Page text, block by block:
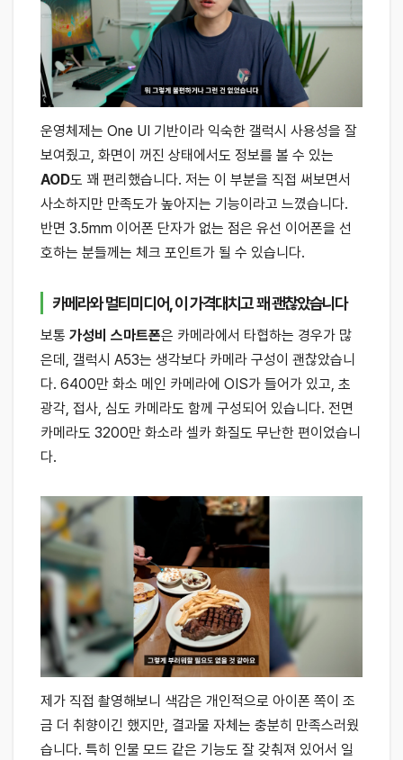
운영체제는 One UI 기반이라 익숙한 갤럭시 사용성을 잘
보여줬고, 화면이 꺼진 상태에서도 정보를 볼 수 있는
AOD도 꽤 편리했습니다. 저는 이 부분을 직접 써보면서
사소하지만 만족도가 높아지는 기능이라고 느꼈습니다.
반면 3.5mm 이어폰 단자가 없는 점은 유선 이어폰을 선
호하는 분들께는 체크 포인트가 될 수 있습니다.
카메라와 멀티미디어, 이 가격대치고 꽤 괜찮았습니다
보통 가성비 스마트폰은 카메라에서 타협하는 경우가 많
은데, 갤럭시 A53는 생각보다 카메라 구성이 괜찮았습니
다. 6400만 화소 메인 카메라에 OIS가 들어가 있고, 초
광각, 접사, 심도 카메라도 함께 구성되어 있습니다. 전면
카메라도 3200만 화소라 셀카 화질도 무난한 편이었습니
다.
제가 직접 촬영해보니 색감은 개인적으로 아이폰 쪽이 조
금 더 취향이긴 했지만, 결과물 자체는 충분히 만족스러웠
습니다. 특히 인물 모드 같은 기능도 잘 갖춰져 있어서 일